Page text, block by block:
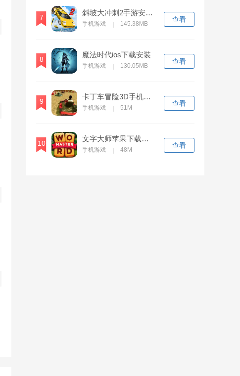
7
斜坡大冲刺2手游安卓2024版下载
手机游戏 145.38MB
查看
8
魔法时代ios下载安装
手机游戏 130.05MB
查看
9
卡丁车冒险3D手机下载安装
手机游戏 51M
查看
10
文字大师苹果下载安装
手机游戏 48M
查看